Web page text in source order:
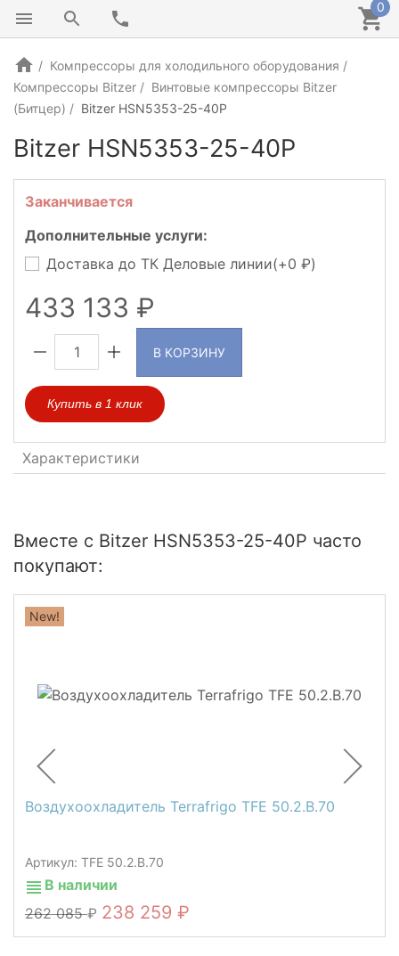
0
Компрессоры для холодильного оборудования
Компрессоры Bitzer
Винтовые компрессоры Bitzer
(Битцер)
Bitzer HSN5353-25-40P
Bitzer HSN5353-25-40P
ГЕРМАНИЯ
Заканчивается
Дополнительные услуги:
Доставка до ТК Деловые линии(+0 )
433 133
В КОРЗИНУ
Купить в 1 клик
Характеристики
Вместе с Bitzer HSN5353-25-40P часто
покупают:
Воздухоохладитель Terrafrigo TFE 50.2.B.70
Артикул: TFE 50.2.B.70
В наличии
262 085
238 259
New!